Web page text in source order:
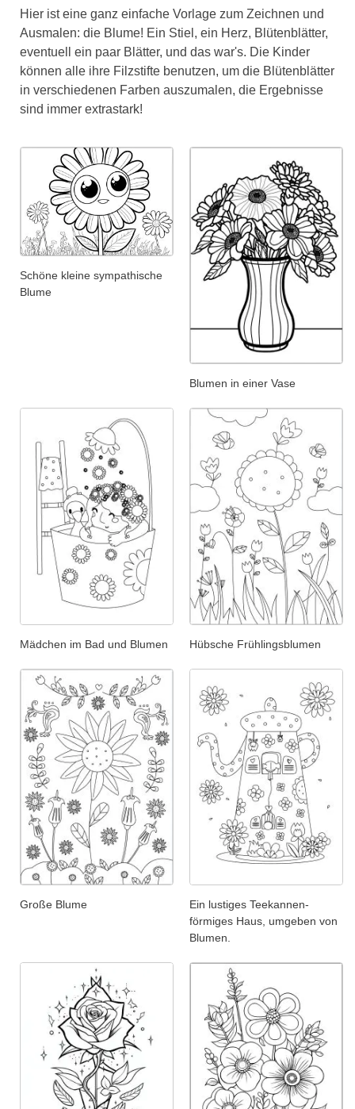
Hier ist eine ganz einfache Vorlage zum Zeichnen und
Ausmalen: die Blume! Ein Stiel, ein Herz, Blütenblätter,
eventuell ein paar Blätter, und das war's. Die Kinder
können alle ihre Filzstifte benutzen, um die Blütenblätter
in verschiedenen Farben auszumalen, die Ergebnisse
sind immer extrastark!
Schöne kleine sympathische
Blume
Blumen in einer Vase
Mädchen im Bad und Blumen Hübsche Frühlingsblumen
Große Blume
Ein lustiges Teekannen-
förmiges Haus, umgeben von
Blumen.